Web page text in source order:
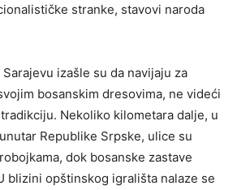
stranke, stavovi naroda
izašle su da navijaju za
bosanskim dresovima, ne videći
Nekoliko kilometara dalje, u
Republike Srpske, ulice su
dok bosanske zastave
blizini opštinskog igrališta nalaze se